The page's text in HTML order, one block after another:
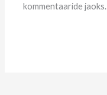
kommentaaride jaoks.